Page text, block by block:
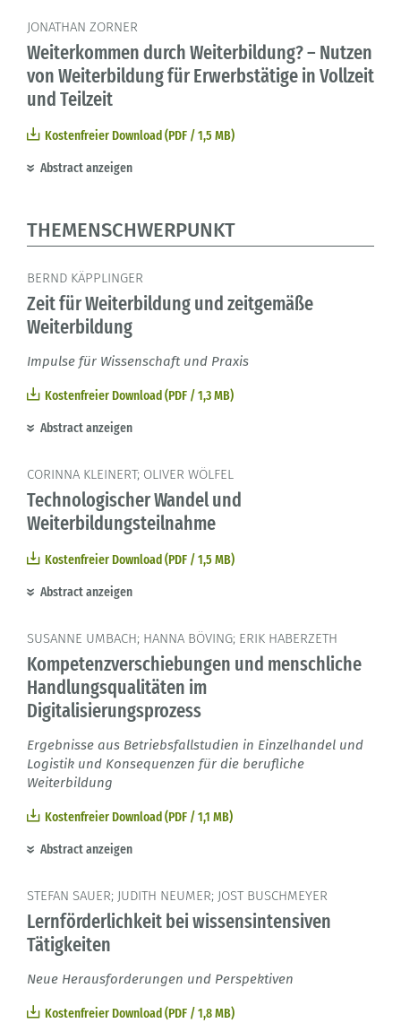
JONATHAN ZORNER
Weiterkommen durch Weiterbildung? – Nutzen
von Weiterbildung für Erwerbstätige in Vollzeit
und Teilzeit
Kostenfreier Download (PDF / 1,5 MB)
Abstract anzeigen
THEMENSCHWERPUNKT
BERND KÄPPLINGER
Zeit für Weiterbildung und zeitgemäße
Weiterbildung
Impulse für Wissenschaft und Praxis
Kostenfreier Download (PDF / 1,3 MB)
Abstract anzeigen
CORINNA KLEINERT; OLIVER WÖLFEL
Technologischer Wandel und
Weiterbildungsteilnahme
Kostenfreier Download (PDF / 1,5 MB)
Abstract anzeigen
SUSANNE UMBACH; HANNA BÖVING; ERIK HABERZETH
Kompetenzverschiebungen und menschliche
Handlungsqualitäten im
Digitalisierungsprozess
Ergebnisse aus Betriebsfallstudien in Einzelhandel und
Logistik und Konsequenzen für die berufliche
Weiterbildung
Kostenfreier Download (PDF / 1,1 MB)
Abstract anzeigen
STEFAN SAUER; JUDITH NEUMER; JOST BUSCHMEYER
Lernförderlichkeit bei wissensintensiven
Tätigkeiten
Neue Herausforderungen und Perspektiven
Kostenfreier Download (PDF / 1,8 MB)